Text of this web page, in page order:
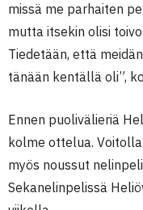
missä me parhaiten
mutta itsekin olisi
Tiedetään, että
tänään kentällä oli”,
Ennen puolivälieriä
kolme ottelua.
myös noussut
Sekanelinpelissä